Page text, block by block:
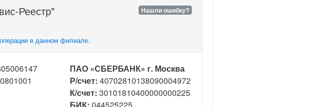
Нашли ошибку?
Реестр"
в данном филиале.
ПАО «СБЕРБАНК» г. Москва
Р/счет:40702810138090004972
К/счет:30101810400000000225